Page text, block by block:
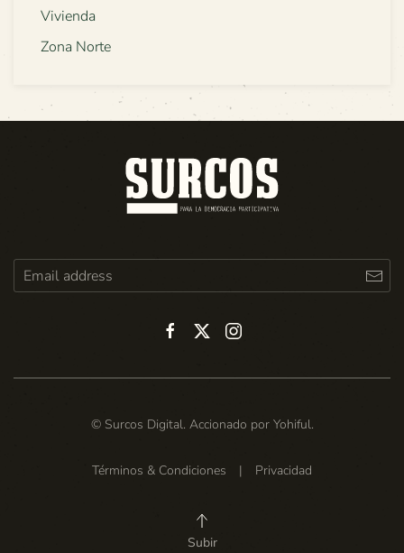
Vivienda
Zona Norte
© Surcos Digital. Accionado por Yohiful.
Términos & Condiciones | Privacidad
Subir